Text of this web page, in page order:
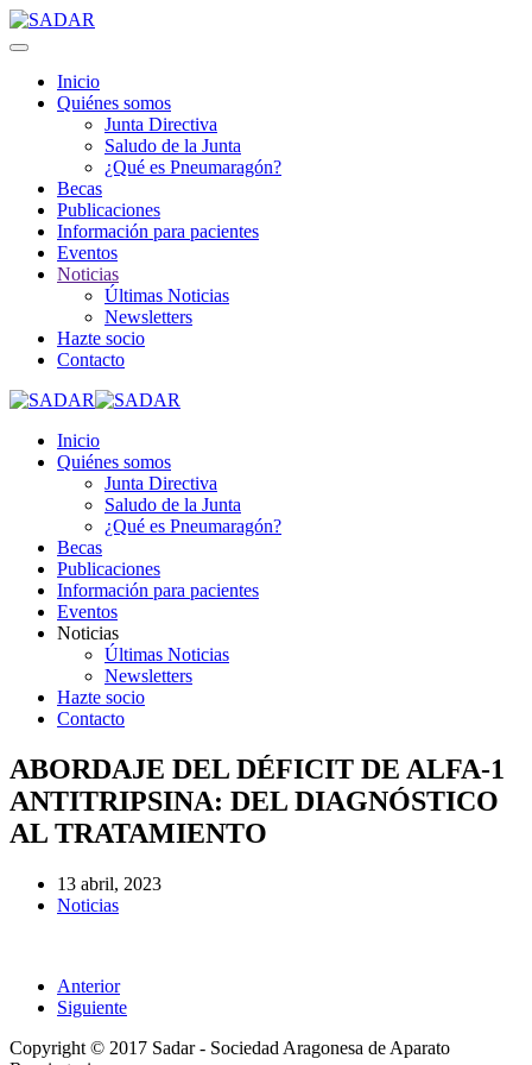
Inicio
Quiénes somos
Junta Directiva
Saludo de la Junta
¿Qué es Pneumaragón?
Becas
Publicaciones
Información para pacientes
Eventos
Noticias
Últimas Noticias
Newsletters
Hazte socio
Contacto
Inicio
Quiénes somos
Junta Directiva
Saludo de la Junta
¿Qué es Pneumaragón?
Becas
Publicaciones
Información para pacientes
Eventos
Noticias
Últimas Noticias
Newsletters
Hazte socio
Contacto
ABORDAJE DEL DÉFICIT DE ALFA-1
ANTITRIPSINA: DEL DIAGNÓSTICO
AL TRATAMIENTO
13 abril, 2023
Noticias
Anterior
Siguiente
Copyright © 2017 Sadar - Sociedad Aragonesa de Aparato